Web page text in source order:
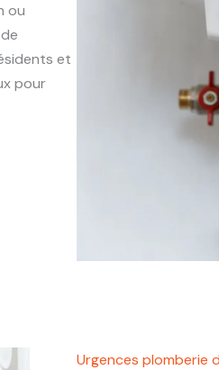
ou
et
pour
Urgences plomberie